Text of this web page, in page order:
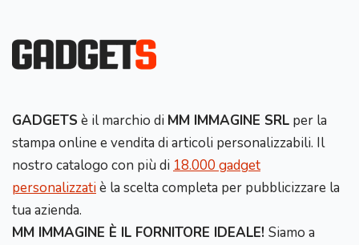
GADGETS è il marchio di MM IMMAGINE SRL per la
stampa online e vendita di articoli personalizzabili. Il
nostro catalogo con più di 18.000 gadget
personalizzatiè la scelta completa per pubblicizzare la
tua azienda.
MM IMMAGINE È IL FORNITORE IDEALE! Siamo a